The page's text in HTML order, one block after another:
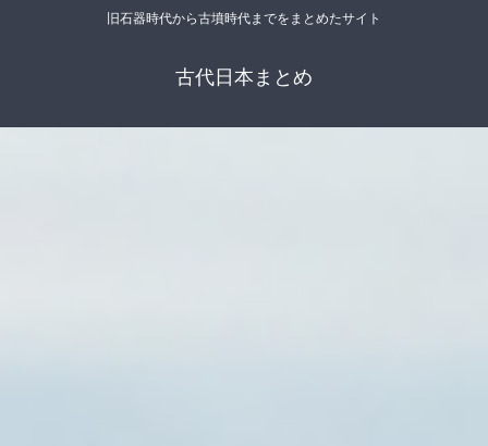
旧石器時代から古墳時代までをまとめたサイト
古代日本まとめ